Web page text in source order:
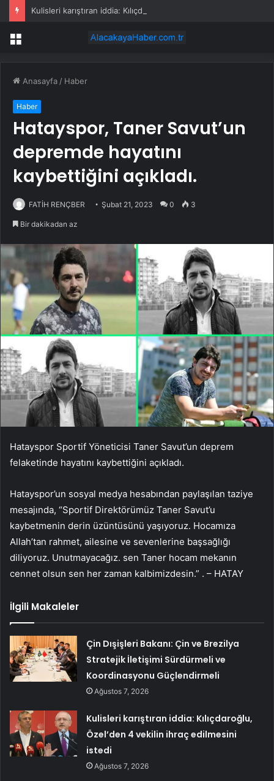
Menü
Anasayfa / Haber
Haber
Hatayspor, Taner Savut’un
depremde hayatını
kaybettiğini açıkladı.
FATİH RENÇBER Şubat 21, 2023 0 3
Bir dakikadan az
Hatayspor Sportif Yöneticisi Taner Savut’un deprem
felaketinde hayatını kaybettiğini açıkladı.
Hatayspor’un sosyal medya hesabından paylaşılan taziye
mesajında, “Sportif Direktörümüz Taner Savut’u
kaybetmenin derin üzüntüsünü yaşıyoruz. Hocamıza
Allah’tan rahmet, ailesine ve sevenlerine başsağlığı
diliyoruz. Unutmayacağız. sen Taner hocam mekanın
cennet olsun sen her zaman kalbimizdesin.” . – HATAY
İlgili Makaleler
Çin Dışişleri Bakanı: Çin ve Brezilya
Stratejik İletişimi Sürdürmeli ve
Koordinasyonu Güçlendirmeli
Ağustos 7, 2026
Kulisleri karıştıran iddia: Kılıçdaroğlu,
Özel’den 4 vekilin ihraç edilmesini
istedi
Ağustos 7, 2026